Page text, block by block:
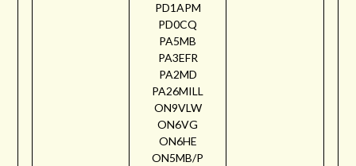
PD1APM
PD0CQ
PA5MB
PA3EFR
PA2MD
PA26MILL
ON9VLW
ON6VG
ON6HE
ON5MB/P